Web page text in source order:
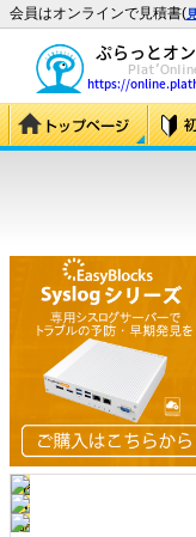
会員はオンラインで見積書(